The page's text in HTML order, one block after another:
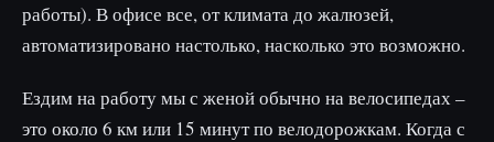
работы). В офисе все, от климата до жалюзей,
автоматизировано настолько, насколько это возможно.
Ездим на работу мы с женой обычно на велосипедах –
это около 6 км или 15 минут по велодорожкам. Когда с